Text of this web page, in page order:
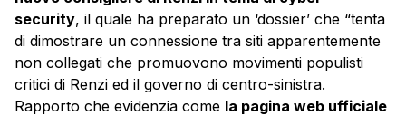
security, il quale ha preparato un ‘dossier’ che “tenta
di dimostrare un connessione tra siti apparentemente
non collegati che promuovono movimenti populisti
critici di Renzi ed il governo di centro-sinistra.
Rapporto che evidenzia come la pagina web ufficiale